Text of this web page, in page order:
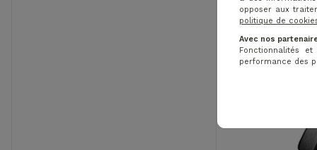
opposer aux
politique de
Avec nos
Fonctionnalités
performance des